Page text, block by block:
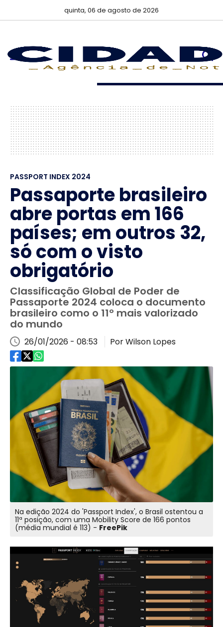
quinta, 06 de agosto de 2026
PASSPORT INDEX 2024
Passaporte brasileiro
abre portas em 166
países; em outros 32,
só com o visto
obrigatório
Classificação Global de Poder de
Passaporte 2024 coloca o documento
brasileiro como o 11º mais valorizado
do mundo
26/01/2026 - 08:53 Por Wilson Lopes
Na edição 2024 do 'Passport Index', o Brasil ostentou a
11ª posição, com uma Mobility Score de 166 pontos
(média mundial é 113) - FreePik